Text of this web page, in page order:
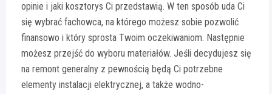
opinie i jaki kosztorys Ci przedstawią. W ten sposób uda Ci
się wybrać fachowca, na którego możesz sobie pozwolić
finansowo i który sprosta Twoim oczekiwaniom. Następnie
możesz przejść do wyboru materiałów. Jeśli decydujesz się
na remont generalny z pewnością będą Ci potrzebne
elementy instalacji elektrycznej, a także wodno-